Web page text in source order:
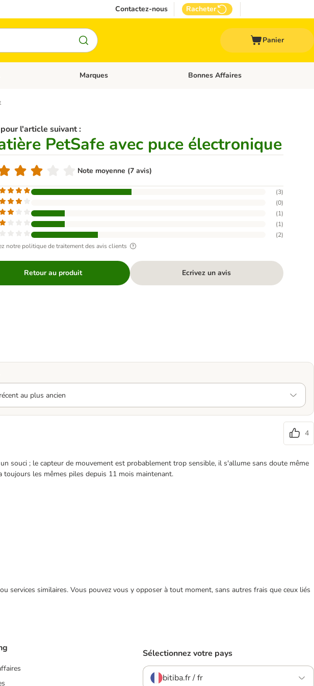
Contactez-nous Racheter
Panier
catégories: Autres animauxDérouler les catégories: Médical
Marques Dérouler les catégories: Marques
Bonnes Affaires
l'article suivant :
PetSafe avec puce électronique
Note moyenne (7 avis)
(3)
(0)
(1)
(1)
(2)
notre politique de traitement des avis clients
Retour au produit Ecrivez un avis
4
souci ; le capteur de mouvement est probablement trop sensible, il s'allume sans doute même
toujours les mêmes piles depuis 11 mois maintenant.
similaires. Vous pouvez vous y opposer à tout moment, sans autres frais que ceux liés
Sélectionnez votre pays
bitiba.fr / fr